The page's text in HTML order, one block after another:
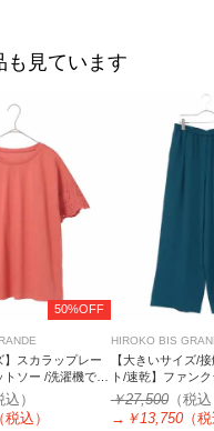
も見ています
50%OFF
】スカラップレー
ソー /洗濯機で洗
）
（税込）
HIROKO BIS
【大きいサイズ/
ト/速乾】ファン
ンツ
￥27,500（税
→ ￥13,750（